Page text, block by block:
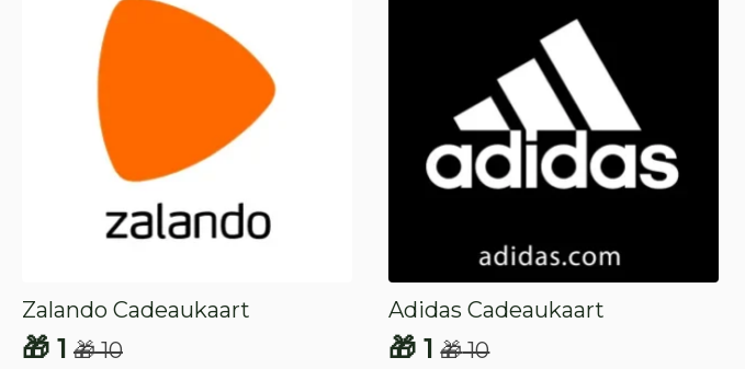
Zalando Cadeaukaart
🎁10
🎁 1
Adidas Cadeaukaart
🎁10
🎁 1